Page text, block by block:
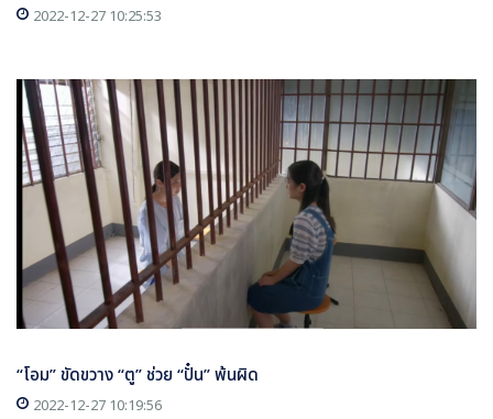
2022-12-27 10:25:53
“โอม” ขัดขวาง “ตู” ช่วย “ปั๋น” พ้นผิด
2022-12-27 10:19:56